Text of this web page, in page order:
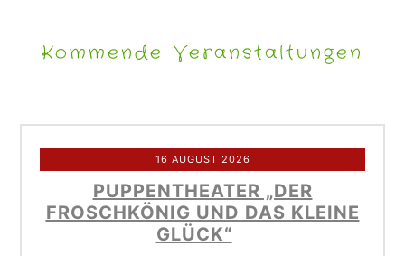
Kommende Veranstaltungen
16 AUGUST 2026
PUPPENTHEATER „DER
FROSCHKÖNIG UND DAS KLEINE
GLÜCK“